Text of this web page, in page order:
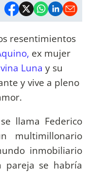
resentimientos
ex mujer
Luna y su
y vive a pleno
llama Federico
multimillonario
inmobiliario
pareja se habría